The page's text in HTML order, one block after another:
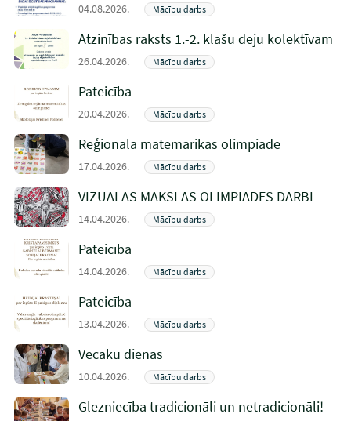
04.08.2026. Mācību darbs
Atzinības raksts 1.-2. klašu deju kolektīvam
26.04.2026. Mācību darbs
Pateicība
20.04.2026. Mācību darbs
Reģionālā matemārikas olimpiāde
17.04.2026. Mācību darbs
VIZUĀLĀS MĀKSLAS OLIMPIĀDES DARBI
14.04.2026. Mācību darbs
Pateicība
14.04.2026. Mācību darbs
Pateicība
13.04.2026. Mācību darbs
Vecāku dienas
10.04.2026. Mācību darbs
Glezniecība tradicionāli un netradicionāli!